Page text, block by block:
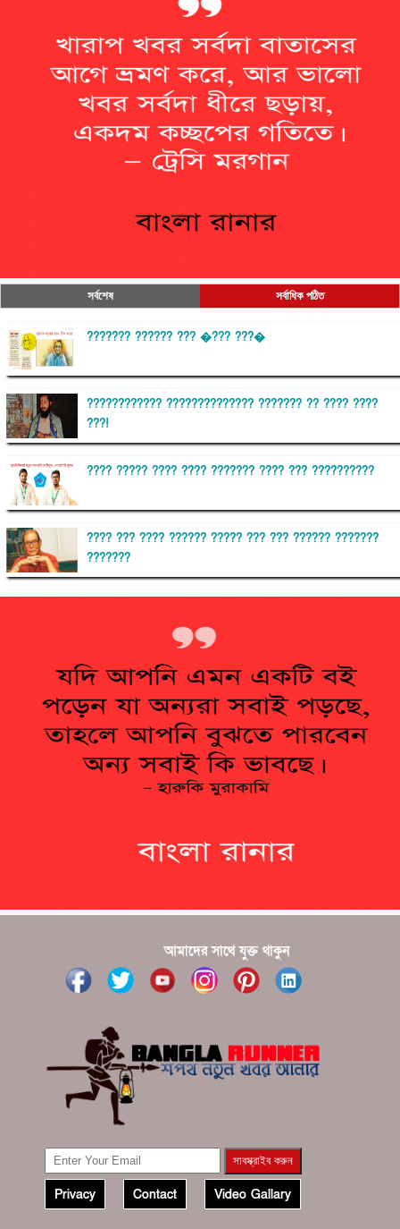
সর্বশেষ সর্বাধিক পঠিত
??????? ?????? ??? �??? ???�
???????????? ?????????????? ??????? ?? ???? ????
???!
???? ????? ???? ???? ??????? ???? ??? ??????????
???? ??? ???? ?????? ????? ??? ??? ?????? ???????
???????
?????????? ?? ?????
??????? ?????????????? ?????? ????????????
?????????? ??????? ?????????????
?????? ????? ?????? ???? ???? ?????
আমাদের সাথে যুক্ত থাকুন
Privacy Contact Video Gallary